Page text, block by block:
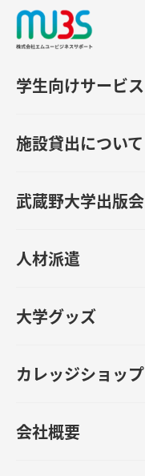
学生向けサービス
施設貸出について
武蔵野大学出版会
人材派遣
大学グッズ
カレッジショップ
会社概要